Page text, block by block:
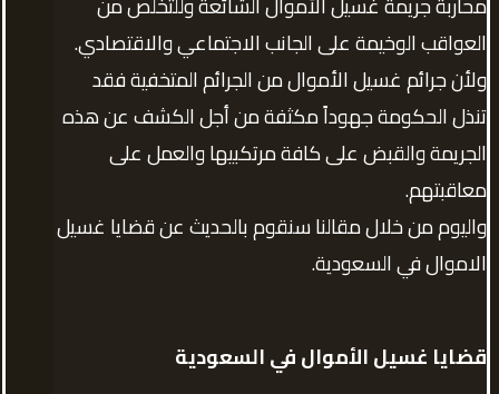
العواقب الوخيمة على الجانب الاجتماعي والاقتصادي.
ولأن جرائم غسيل الأموال من الجرائم المتخفية فقد
تنذل الحكومة جهوداً مكثفة من أجل الكشف عن هذه
الجريمة والقبض على كافة مرتكبيها والعمل على
معاقبتهم.
واليوم من خلال مقالنا سنقوم بالحديث عن قضايا غسيل
الاموال في السعودية.
قضايا غسيل الأموال في السعودية